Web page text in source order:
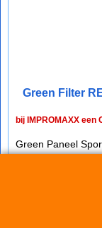
Green Filter
bij IMPROMAXX
Green Paneel